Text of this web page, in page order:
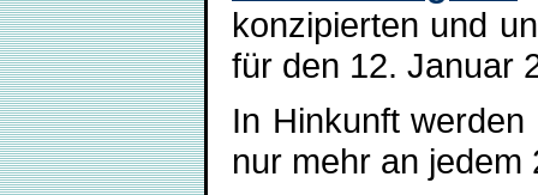
konzipierten und
für den 12. Januar
In Hinkunft
nur mehr an jedem